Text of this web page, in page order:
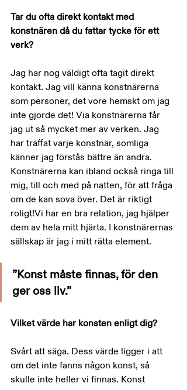
Tar du ofta direkt kontakt med
konstnären då du fattar tycke för ett
verk?
Jag har nog väldigt ofta tagit direkt
kontakt. Jag vill känna konstnärerna
som personer, det vore hemskt om jag
inte gjorde det! Via konstnärerna får
jag ut så mycket mer av verken. Jag
har träffat varje konstnär, somliga
känner jag förstås bättre än andra.
Konstnärerna kan ibland också ringa till
mig, till och med på natten, för att fråga
om de kan sova över. Det är riktigt
roligt!Vi har en bra relation, jag hjälper
dem av hela mitt hjärta. I konstnärernas
sällskap är jag i mitt rätta element.
”Konst måste finnas, för den
ger oss liv.”
Vilket värde har konsten enligt dig?
Svårt att säga. Dess värde ligger i att
om det inte fanns någon konst, så
skulle inte heller vi finnas. Konst